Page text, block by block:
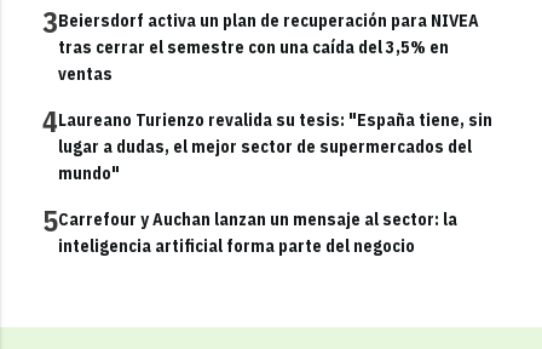
3Beiersdorf activa un plan de recuperación para NIVEA
tras cerrar el semestre con una caída del 3,5% en
ventas
4Laureano Turienzo revalida su tesis: "España tiene, sin
lugar a dudas, el mejor sector de supermercados del
mundo"
5Carrefour y Auchan lanzan un mensaje al sector: la
inteligencia artificial forma parte del negocio